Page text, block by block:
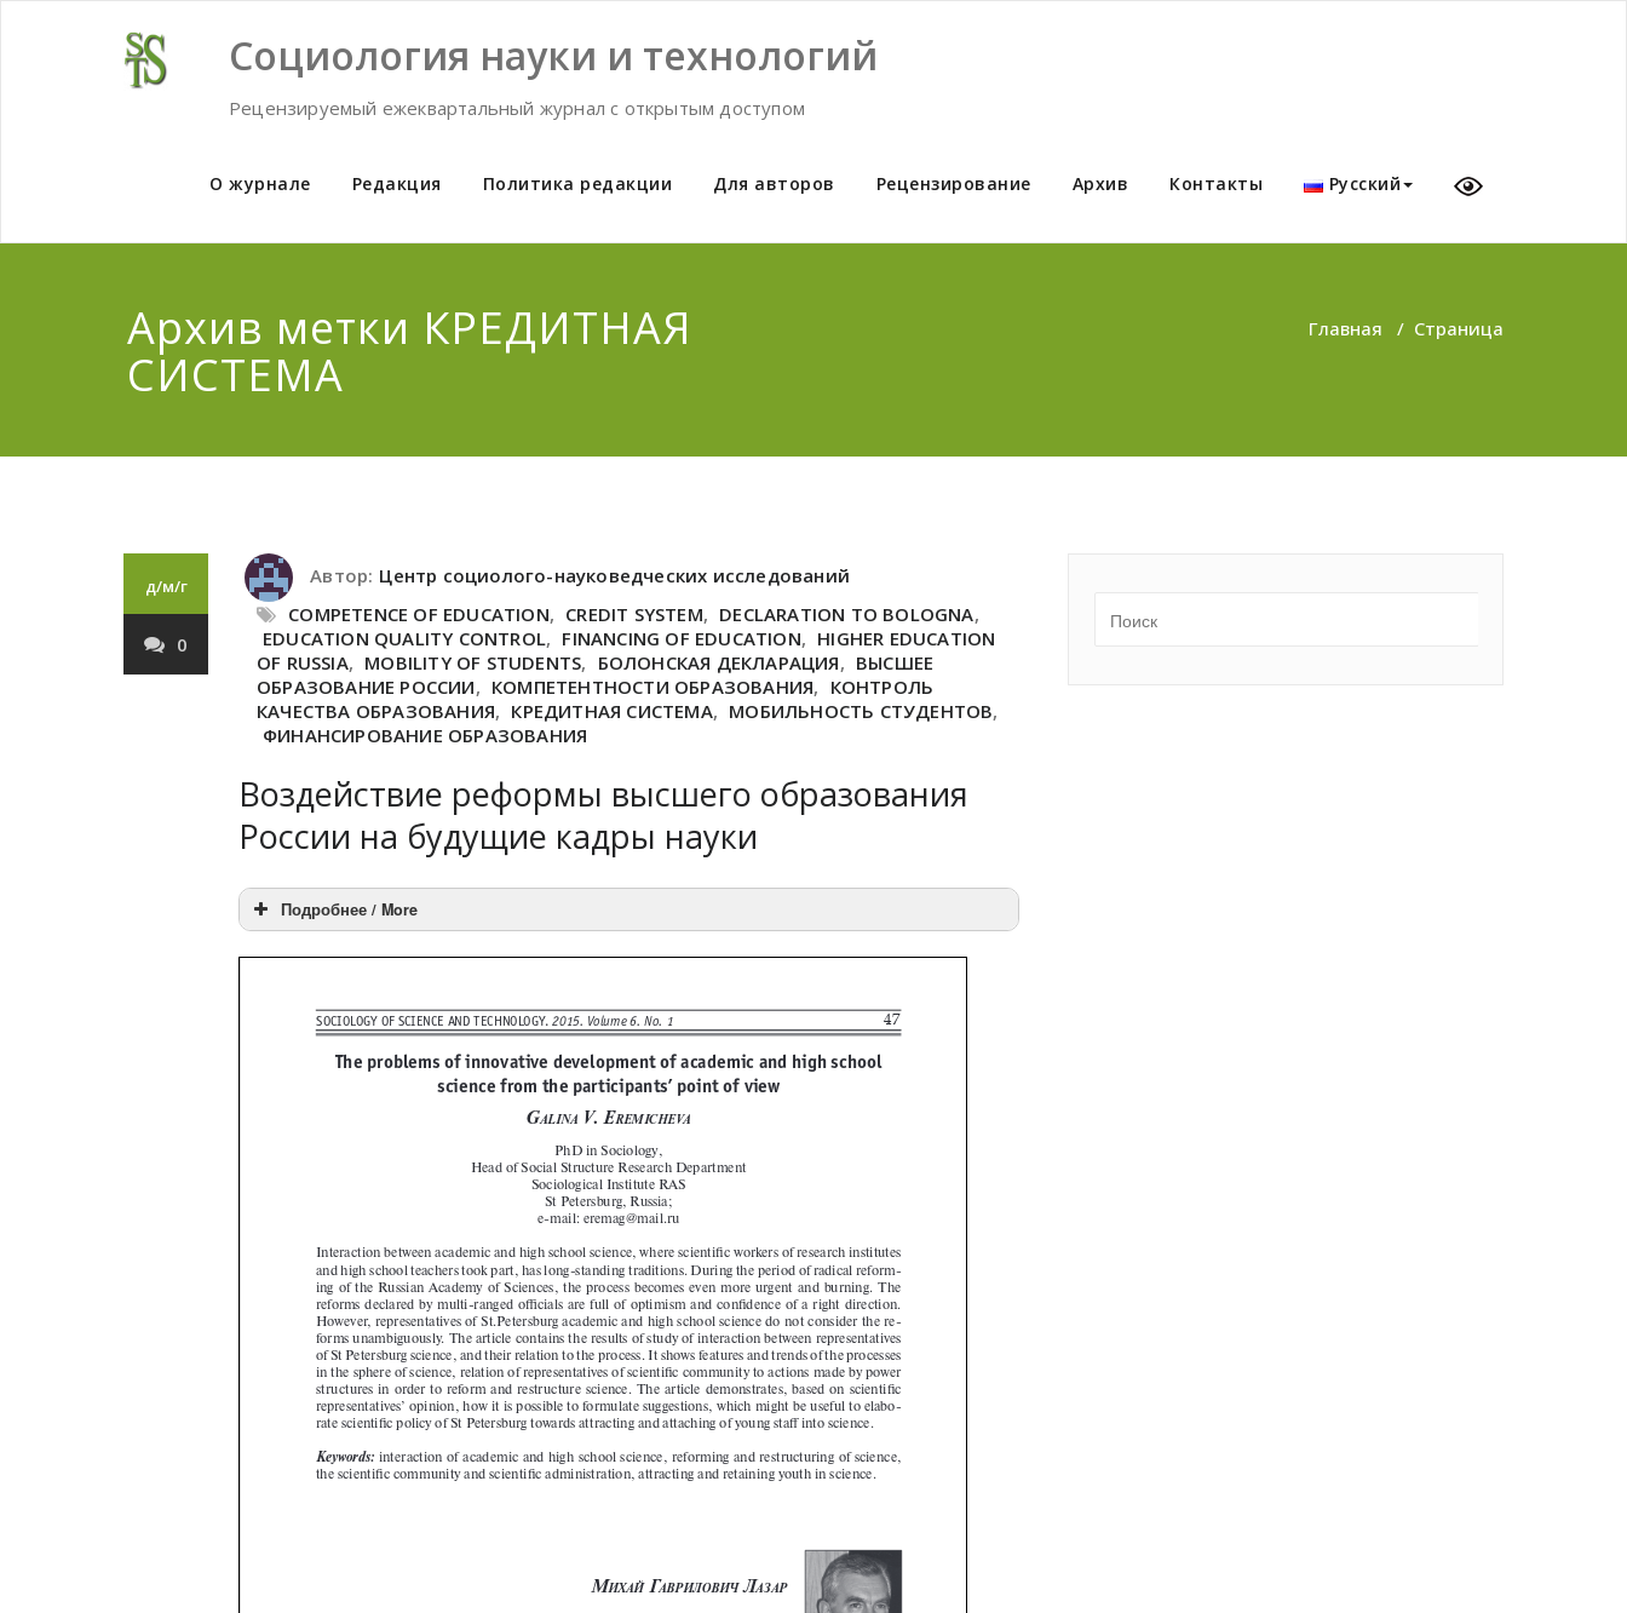
Социология науки и технологий
Рецензируемый ежеквартальный журнал с открытым доступом
О журнале Редакция Политика редакции Для авторов Рецензирование Архив Контакты Русский
Архив метки КРЕДИТНАЯ
СИСТЕМА
Главная / Страница
д/м/г
0
Автор: Центр социолого-науковедческих исследований
COMPETENCE OF EDUCATION, CREDIT SYSTEM, DECLARATION TO BOLOGNA,
EDUCATION QUALITY CONTROL, FINANCING OF EDUCATION, HIGHER EDUCATION
OF RUSSIA, MOBILITY OF STUDENTS, БОЛОНСКАЯ ДЕКЛАРАЦИЯ, ВЫСШЕЕ
ОБРАЗОВАНИЕ РОССИИ, КОМПЕТЕНТНОСТИ ОБРАЗОВАНИЯ, КОНТРОЛЬ
КАЧЕСТВА ОБРАЗОВАНИЯ, КРЕДИТНАЯ СИСТЕМА, МОБИЛЬНОСТЬ СТУДЕНТОВ,
ФИНАНСИРОВАНИЕ ОБРАЗОВАНИЯ
Воздействие реформы высшего образования
России на будущие кадры науки
Подробнее / More